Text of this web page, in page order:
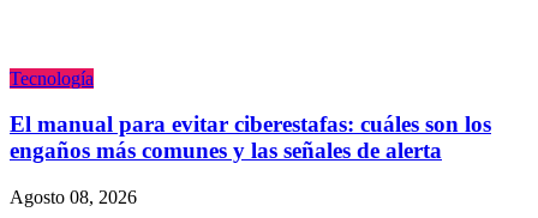
Tecnologí­a
El manual para evitar ciberestafas: cuáles son los
engaños más comunes y las señales de alerta
Agosto 08, 2026